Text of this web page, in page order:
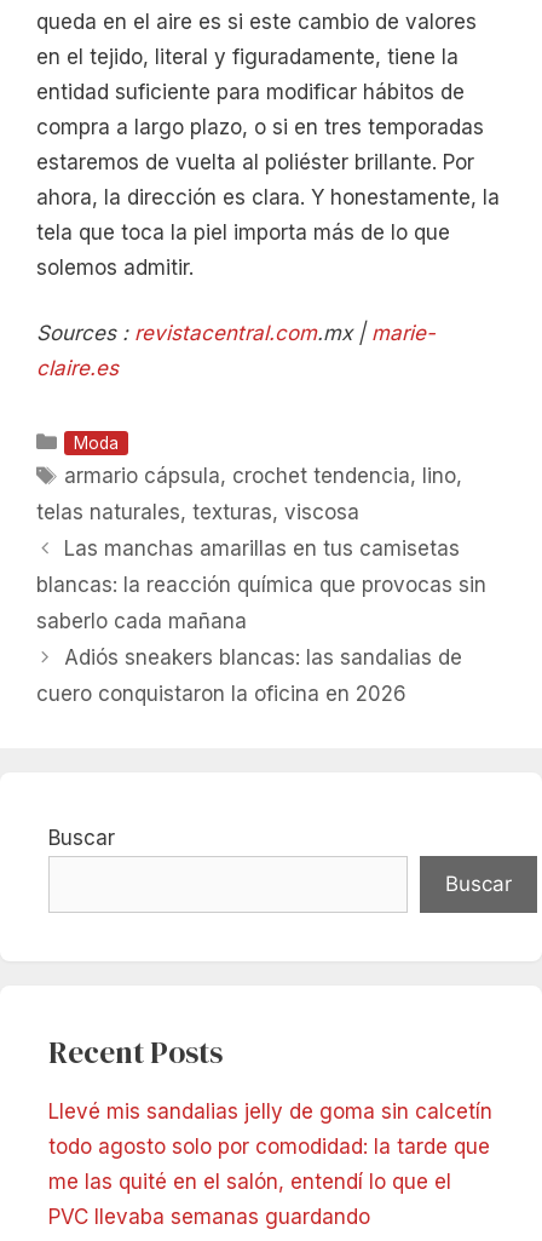
queda en el aire es si este cambio de valores
en el tejido, literal y figuradamente, tiene la
entidad suficiente para modificar hábitos de
compra a largo plazo, o si en tres temporadas
estaremos de vuelta al poliéster brillante. Por
ahora, la dirección es clara. Y honestamente, la
tela que toca la piel importa más de lo que
solemos admitir.
Sources : revistacentral.com.mx | marie-
claire.es
Categorías
Moda
Etiquetas
armario cápsula, crochet tendencia, lino,
telas naturales, texturas, viscosa
Las manchas amarillas en tus camisetas
blancas: la reacción química que provocas sin
saberlo cada mañana
Adiós sneakers blancas: las sandalias de
cuero conquistaron la oficina en 2026
Buscar
Buscar
Recent Posts
Llevé mis sandalias jelly de goma sin calcetín
todo agosto solo por comodidad: la tarde que
me las quité en el salón, entendí lo que el
PVC llevaba semanas guardando